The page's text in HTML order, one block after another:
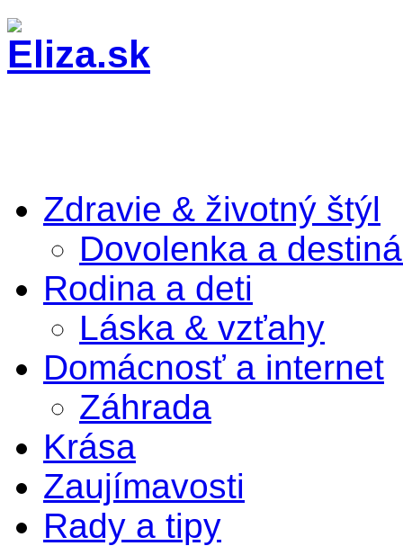
Zdravie & životný štýl
Dovolenka a
Rodina a deti
Láska & vzťahy
Domácnosť a internet
Záhrada
Krása
Zaujímavosti
Rady a tipy